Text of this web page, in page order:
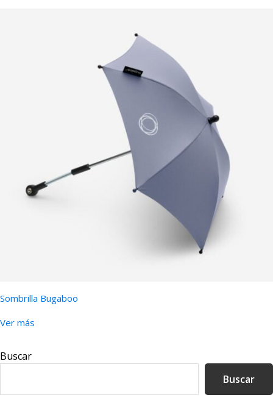
Sombrilla Bugaboo
Ver más
Barra
principal
Buscar
Buscar